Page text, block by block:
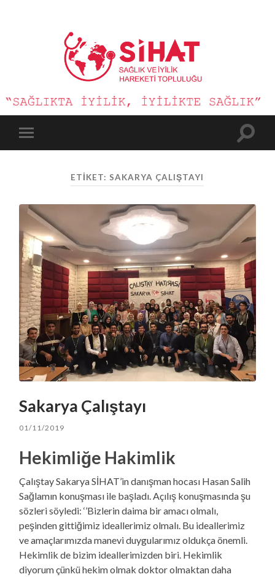
Sağlık
ve
İyilik
mobile
Toggle
ETIKET: SAKARYA ÇALIŞTAYI
Sakarya Çalıştayı
01/11/2019
Hekimliğe Hakimlik
Çalıştay Sakarya SİHAT’in danışman hocası Hasan Salih
Sağlamın konuşması ile başladı. Açılış konuşmasında şu
sözleri söyledi: ‘’Bizlerin daima bir amacı olmalı,
peşinden gittiğimiz ideallerimiz olmalı. Bu ideallerimiz
ve amaçlarımızda manevi duygularımız oldukça önemli.
Hekimlik de bizim ideallerimizden biri. Hekimlik
diyorum çünkü hekim olmak doktor olmaktan daha